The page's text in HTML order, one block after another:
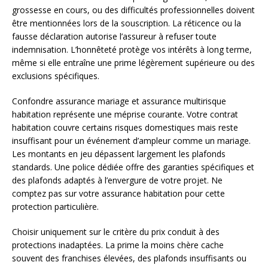
grossesse en cours, ou des difficultés professionnelles doivent
être mentionnées lors de la souscription. La réticence ou la
fausse déclaration autorise l’assureur à refuser toute
indemnisation. L’honnêteté protège vos intérêts à long terme,
même si elle entraîne une prime légèrement supérieure ou des
exclusions spécifiques.
Confondre assurance mariage et assurance multirisque
habitation représente une méprise courante. Votre contrat
habitation couvre certains risques domestiques mais reste
insuffisant pour un événement d’ampleur comme un mariage.
Les montants en jeu dépassent largement les plafonds
standards. Une police dédiée offre des garanties spécifiques et
des plafonds adaptés à l’envergure de votre projet. Ne
comptez pas sur votre assurance habitation pour cette
protection particulière.
Choisir uniquement sur le critère du prix conduit à des
protections inadaptées. La prime la moins chère cache
souvent des franchises élevées, des plafonds insuffisants ou